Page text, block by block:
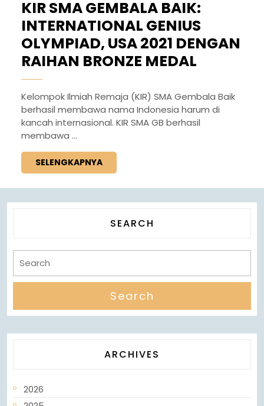
KIR SMA GEMBALA BAIK:
INTERNATIONAL GENIUS
OLYMPIAD, USA 2021 DENGAN
RAIHAN BRONZE MEDAL
Kelompok Ilmiah Remaja (KIR) SMA Gembala Baik
berhasil membawa nama Indonesia harum di
kancah internasional. KIR SMA GB berhasil
membawa ...
SELENGKAPNYA
SEARCH
ARCHIVES
2026